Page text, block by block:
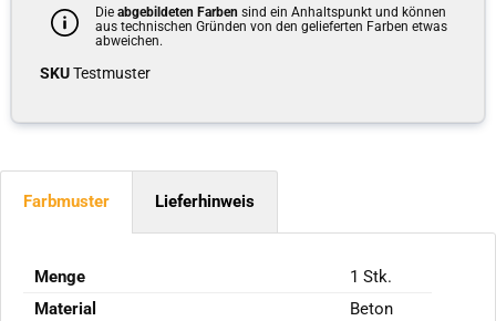
Die abgebildeten Farben sind ein Anhaltspunkt und können
aus technischen Gründen von den gelieferten Farben etwas
abweichen.
SKUTestmuster
Farbmuster Lieferhinweis
Menge
1 Stk.
Material
Beton